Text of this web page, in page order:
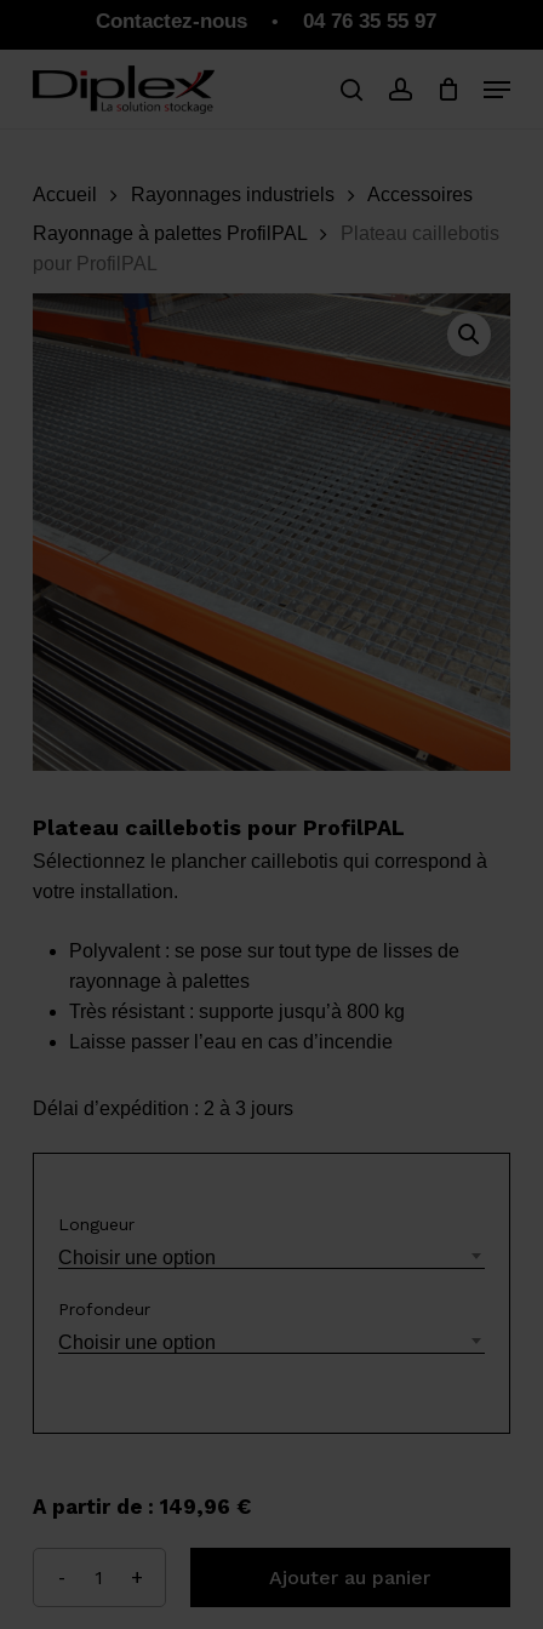
main
content
Contactez-nous • 04 76 35 55 97
Panier Close
Accueil Rayonnages industriels
Accessoires
Rayonnage à palettes ProfilPAL
Plateau caillebotis
pour ProfilPAL
Plateau caillebotis pour ProfilPAL
Sélectionnez le plancher caillebotis qui correspond à
votre installation.
Polyvalent : se pose sur tout type de lisses de
rayonnage à palettes
Très résistant : supporte jusqu’à 800 kg
Laisse passer l’eau en cas d’incendie
Délai d’expédition : 2 à 3 jours
Longueur
Choisir une option
Profondeur
Choisir une option
A partir de : 149,96 €
Ajouter au panier
Menu